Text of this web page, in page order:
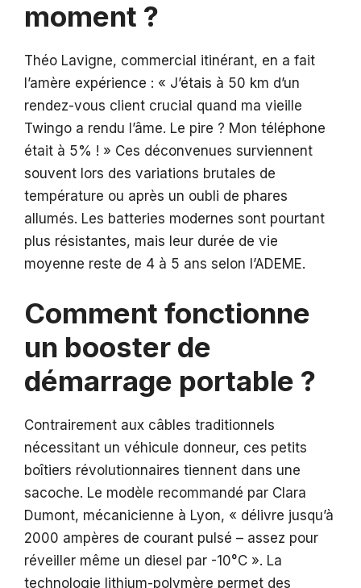
moment ?
Théo Lavigne, commercial itinérant, en a fait
l’amère expérience : « J’étais à 50 km d’un
rendez-vous client crucial quand ma vieille
Twingo a rendu l’âme. Le pire ? Mon téléphone
était à 5% ! » Ces déconvenues surviennent
souvent lors des variations brutales de
température ou après un oubli de phares
allumés. Les batteries modernes sont pourtant
plus résistantes, mais leur durée de vie
moyenne reste de 4 à 5 ans selon l’ADEME.
Comment fonctionne
un booster de
démarrage portable ?
Contrairement aux câbles traditionnels
nécessitant un véhicule donneur, ces petits
boîtiers révolutionnaires tiennent dans une
sacoche. Le modèle recommandé par Clara
Dumont, mécanicienne à Lyon, « délivre jusqu’à
2000 ampères de courant pulsé – assez pour
réveiller même un diesel par -10°C ». La
technologie lithium-polymère permet des